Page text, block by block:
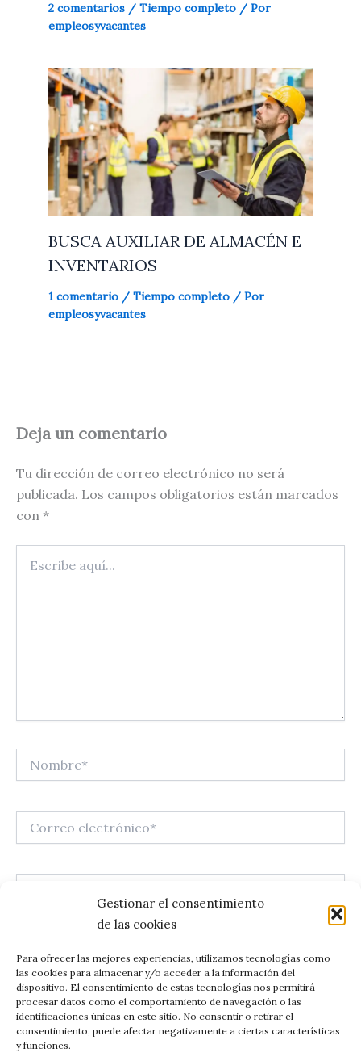
Gestionar el consentimiento
de las cookies
Para ofrecer las mejores experiencias, utilizamos tecnologías como
las cookies para almacenar y/o acceder a la información del
dispositivo. El consentimiento de estas tecnologías nos permitirá
procesar datos como el comportamiento de navegación o las
identificaciones únicas en este sitio. No consentir o retirar el
consentimiento, puede afectar negativamente a ciertas características
y funciones.
2 comentarios / Tiempo completo / Por
empleosyvacantes
BUSCA AUXILIAR DE ALMACÉN E
INVENTARIOS
1 comentario / Tiempo completo / Por
empleosyvacantes
Deja un comentario
Tu dirección de correo electrónico no será
publicada. Los campos obligatorios están marcados
con *
aquí...
electrónico*
Web
Guarda mi nombre, correo electrónico y web en este
navegador para la próxima vez que comente.